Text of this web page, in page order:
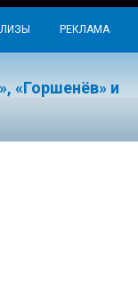
РЕКЛАМА
«Горшенёв» и